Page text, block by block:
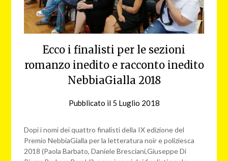
Ecco i finalisti per le sezioni
romanzo inedito e racconto inedito
NebbiaGialla 2018
Pubblicato il 5 Luglio 2018
Dopi i nomi dei quattro finalisti della IX edizione del
Premio NebbiaGialla per la letteratura noir e poliziesca
2018 (Paola Barbato, Daniele Bresciani,Giuseppe Di